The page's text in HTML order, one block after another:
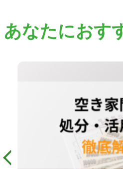
あなたにおす